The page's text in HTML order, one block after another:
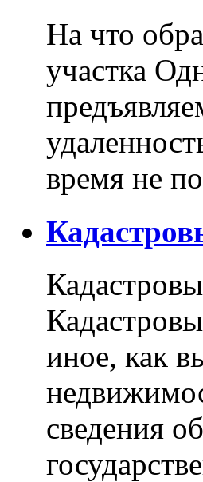
На что
участка
время не
иное, как
сведения